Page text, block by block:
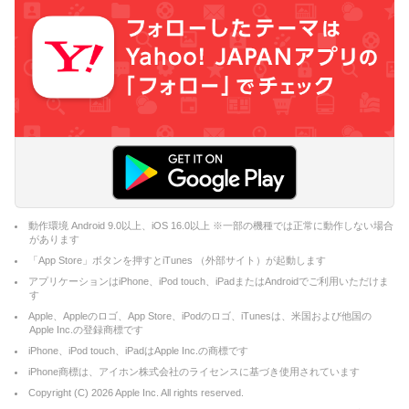
動作環境 Android 9.0以上、iOS 16.0以上 ※一部の機種では正常に動作しない場合
があります
「App Store」ボタンを押すとiTunes （外部サイト）が起動します
アプリケーションはiPhone、iPod touch、iPadまたはAndroidでご利用いただけま
す
Apple、Appleのロゴ、App Store、iPodのロゴ、iTunesは、米国および他国の
Apple Inc.の登録商標です
iPhone、iPod touch、iPadはApple Inc.の商標です
iPhone商標は、アイホン株式会社のライセンスに基づき使用されています
Copyright (C) 2026Apple Inc. All rights reserved.